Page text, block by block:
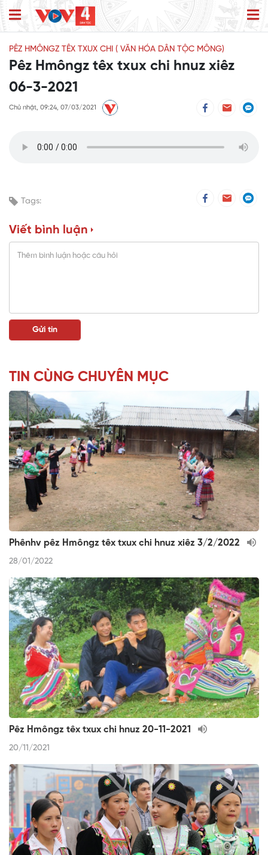
PÊZ HMÔNGZ TÊX TXUX CHI ( VĂN HÓA DÂN TỘC MÔNG)
Pêz Hmôngz têx txux chi hnuz xiêz
06-3-2021
Chủ nhật, 09:24, 07/03/2021
Tags:
Viết bình luận
TIN CÙNG CHUYÊN MỤC
Phênhv pêz Hmôngz têx txux chi hnuz xiêz 3/2/2022
28/01/2022
Pêz Hmôngz têx txux chi hnuz 20-11-2021
20/11/2021